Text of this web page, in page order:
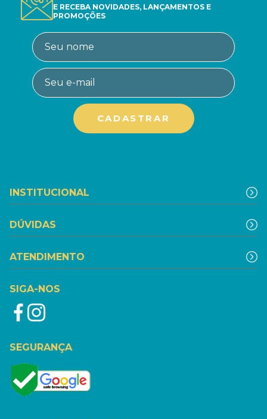
E RECEBA NOVIDADES, LANÇAMENTOS E
PROMOÇÕES
INSTITUCIONAL
DÚVIDAS
ATENDIMENTO
SIGA-NOS
SEGURANÇA